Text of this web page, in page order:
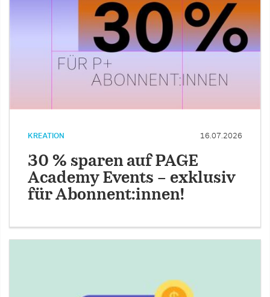
KREATION 16.07.2026
30 % sparen auf PAGE
Academy Events – exklusiv
für Abonnent:innen!